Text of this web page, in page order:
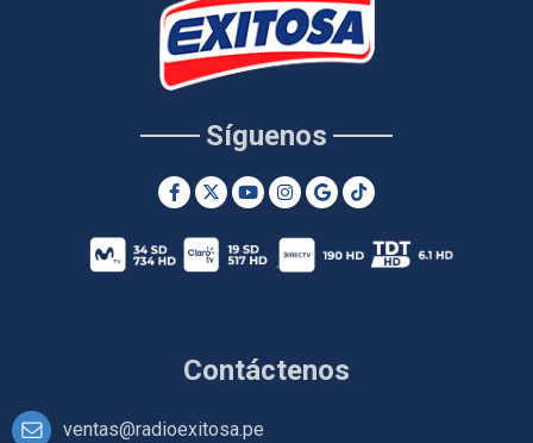
Contáctenos
ventas@radioexitosa.pe
Síguenos